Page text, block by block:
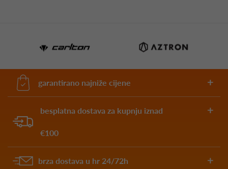
garantirano najniže cijene
besplatna dostava za kupnju iznad
€100
brza dostava u hr 24/72h